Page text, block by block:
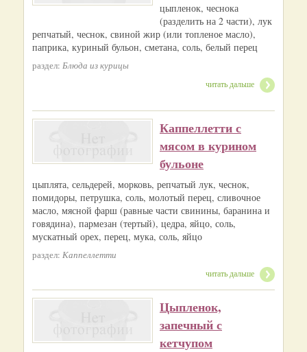
цыпленок, чеснока
(разделить на 2 части), лук
репчатый, чеснок, свиной жир (или топленое масло),
паприка, куриный бульон, сметана, соль, белый перец
раздел: Блюда из курицы
читать дальше
Каппеллетти с
мясом в курином
бульоне
цыплята, сельдерей, морковь, репчатый лук, чеснок,
помидоры, петрушка, соль, молотый перец, сливочное
масло, мясной фарш (равные части свинины, баранина и
говядина), пармезан (тертый), цедра, яйцо, соль,
мускатный орех, перец, мука, соль, яйцо
раздел: Каппеллетти
читать дальше
Цыпленок,
запечный с
кетчупом